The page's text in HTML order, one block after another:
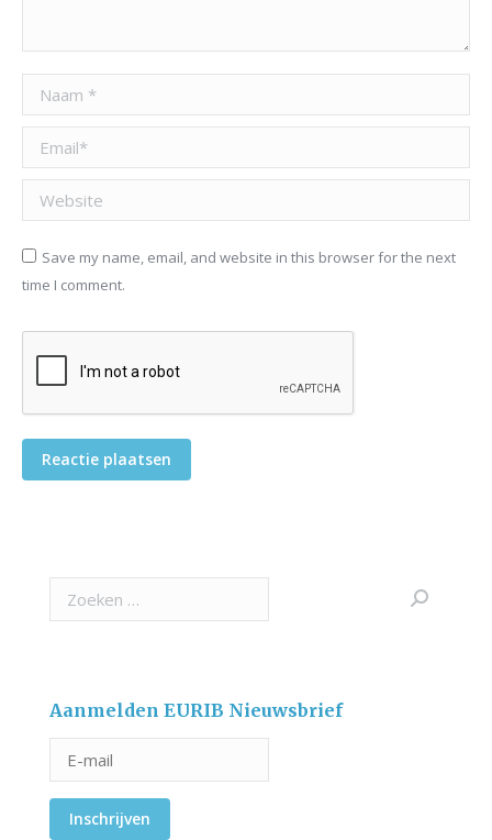
Naam *
Email *
Website
Save my name, email, and website in this browser for the next
time I comment.
Reactie plaatsen
Search:
Aanmelden EURIB Nieuwsbrief
Inschrijven